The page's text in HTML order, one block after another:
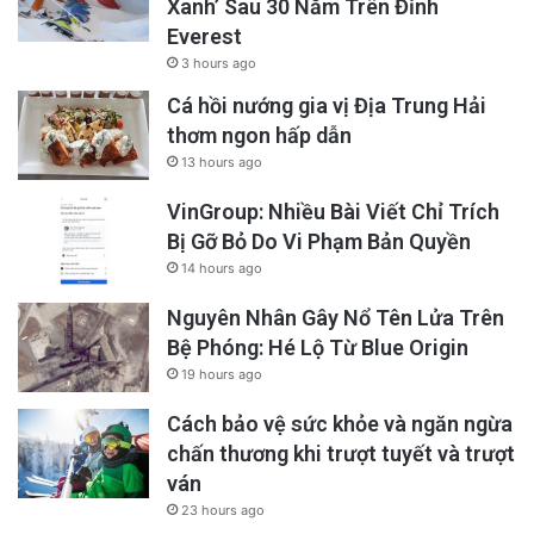
(Hegemonic Stability Theory). Học thuyết này
ru ngủ đám đông bằng niềm tin trật tự thế giới
chỉ được duy trì khi có một siêu cường áp đảo
(Hegemon) sẵn sàng dùng sức mạnh cưỡng
chế để thiết lập luật chơi.
Những người ủng hộ ông Trump tin rằng: Mỹ là
“bá chủ nhân từ,” Mỹ có quyền đứng trên luật
pháp để trừng phạt kẻ xấu. Nhưng họ quên
rằng, trong quan hệ quốc tế, khái niệm “đạo
đức” vô cùng mong manh, còn tiền lệ pháp lý
mới là thứ tồn tại vĩnh viễn. Hành động này đã
trực tiếp chà đạp lên nguyên tắc cốt lõi của
Hệ Thống Westphalia, nền tảng của quan hệ
Xanh’ Sau 30 Năm Trên Đỉnh
Everest
3 hours ago
Cá hồi nướng gia vị Địa Trung Hải
thơm ngon hấp dẫn
13 hours ago
VinGroup: Nhiều Bài Viết Chỉ Trích
Bị Gỡ Bỏ Do Vi Phạm Bản Quyền
14 hours ago
Nguyên Nhân Gây Nổ Tên Lửa Trên
Bệ Phóng: Hé Lộ Từ Blue Origin
19 hours ago
Cách bảo vệ sức khỏe và ngăn ngừa
chấn thương khi trượt tuyết và trượt
ván
23 hours ago